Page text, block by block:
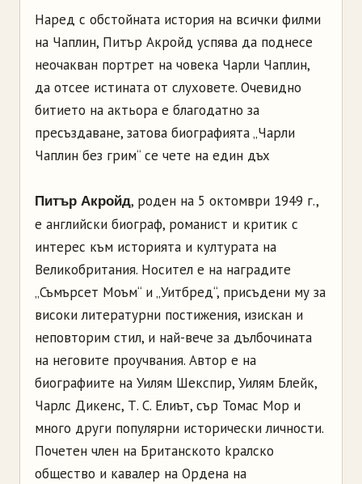
Наред с обстойната история на всички филми
на Чаплин, Питър Акройд успява да поднесе
неочакван портрет на човека Чарли Чаплин,
да отсее истината от слуховете. Очевидно
битието на актьора е благодатно за
пресъздаване, затова биографията „Чарли
Чаплин без грим“ се чете на един дъх
Питър Акройд, роден на 5 октомври 1949 г.,
е английски биограф, романист и критик с
интерес към историята и културата на
Великобритания. Носител е на наградите
„Съмърсет Моъм“ и „Уитбред“, присъдени му за
високи литературни постижения, изискан и
неповторим стил, и най-вече за дълбочината
на неговите проучвания. Автор е на
биографиите на Уилям Шекспир, Уилям Блейк,
Чарлс Дикенс, Т. С. Елиът, сър Томас Мор и
много други популярни исторически личности.
Почетен член на Британското kралско
общество и кавалер на Ордена на